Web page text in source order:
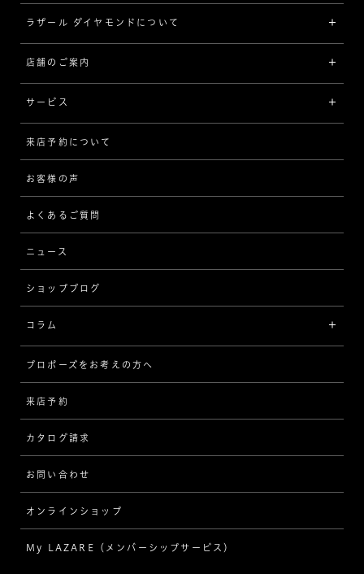
[素材から選ぶ]
プラチナ
イエローゴールド
コンビネーション
[フォルムから選ぶ]
ストレート
ウェーブ
V字
[セッテイングから選ぶ]
ソリテール
ワンサイドメレ
ダブルサイドメレ
ラインメレ
人気の婚約指輪
結婚指輪（マリッジリング）
ジュエリーコレクショントップ
ジュエリー一覧
リング
ネックレス/ペンダント
ピアス/イヤリング
ブレスレット
ラザール ダイヤモンドについて
ラザール ダイヤモンドについて
品質
歴史
企業の取り組み
店舗のご案内
サービス
サービスについて
アフターサービス
MESSAGE IN DIAMOND
品質保証
ブライダルアイテム
来店予約について
お客様の声
よくあるご質問
ニュース
ショップブログ
コラム
インタビュー
指輪
ダイヤモンド
プロポーズ
結婚式
プロポーズをお考えの方へ
来店予約
カタログ請求
お問い合わせ
オンラインショップ
My LAZARE（メンバーシップサービス）